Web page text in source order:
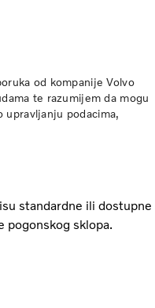
od kompanije Volvo
te razumijem da mogu
upravljanju podacima,
standardne ili dostupne
pogonskog sklopa.